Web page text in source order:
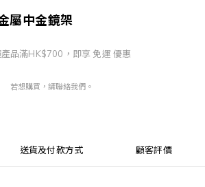
屬中金鏡架
品滿HK$700，即享 免運 優惠
若想購買，請聯絡我們。
送貨及付款方式 顧客評價